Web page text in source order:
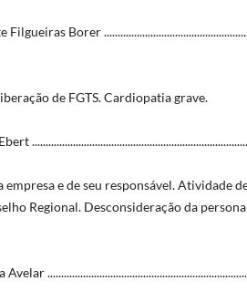
Borer
de FGTS. Cardiopatia grave.
e de seu responsável. Atividade
Regional. Desconsideração da